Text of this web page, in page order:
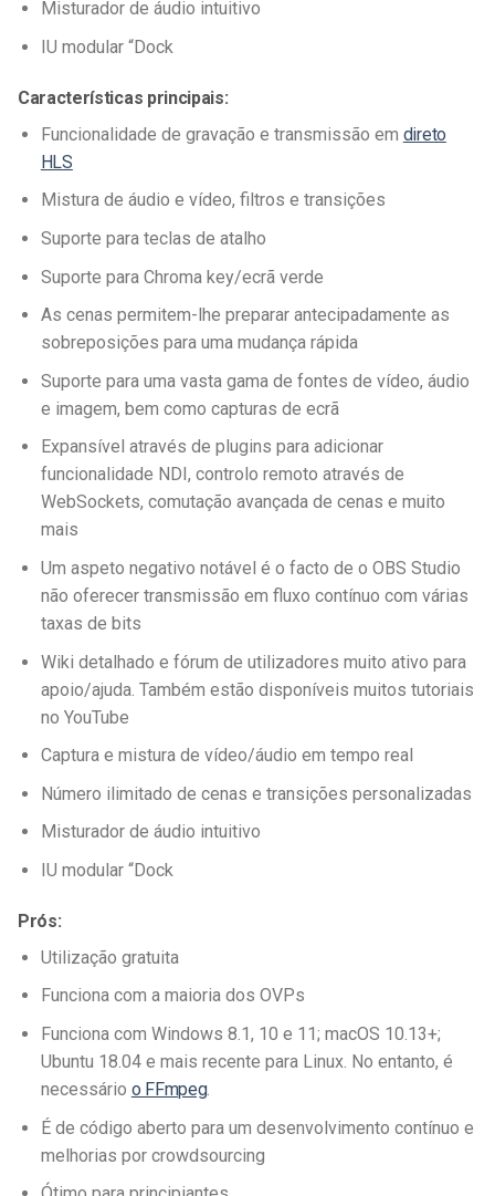
Misturador de áudio intuitivo
IU modular “Dock
Características principais:
Funcionalidade de gravação e transmissão em direto
HLS
Mistura de áudio e vídeo, filtros e transições
Suporte para teclas de atalho
Suporte para Chroma key/ecrã verde
As cenas permitem-lhe preparar antecipadamente as
sobreposições para uma mudança rápida
Suporte para uma vasta gama de fontes de vídeo, áudio
e imagem, bem como capturas de ecrã
Expansível através de plugins para adicionar
funcionalidade NDI, controlo remoto através de
WebSockets, comutação avançada de cenas e muito
mais
Um aspeto negativo notável é o facto de o OBS Studio
não oferecer transmissão em fluxo contínuo com várias
taxas de bits
Wiki detalhado e fórum de utilizadores muito ativo para
apoio/ajuda. Também estão disponíveis muitos tutoriais
no YouTube
Captura e mistura de vídeo/áudio em tempo real
Número ilimitado de cenas e transições personalizadas
Misturador de áudio intuitivo
IU modular “Dock
Prós:
Utilização gratuita
Funciona com a maioria dos OVPs
Funciona com Windows 8.1, 10 e 11; macOS 10.13+;
Ubuntu 18.04 e mais recente para Linux. No entanto, é
necessário o FFmpeg.
É de código aberto para um desenvolvimento contínuo e
melhorias por crowdsourcing